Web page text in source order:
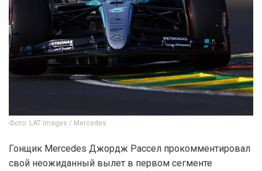
Фото: LAT Images / Mercedes
Гонщик Mercedes Джордж Рассел прокомментировал
свой неожиданный вылет в первом сегменте